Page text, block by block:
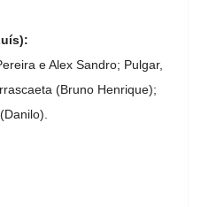
e Alex Sandro; Pulgar,
(Bruno Henrique);